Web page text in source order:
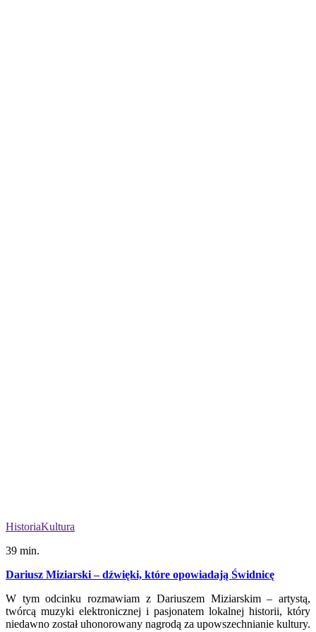
HistoriaKultura
39 min.
Dariusz Miziarski – dźwięki, które opowiadają Świdnicę
W tym odcinku rozmawiam z Dariuszem Miziarskim – artystą,
twórcą muzyki elektronicznej i pasjonatem lokalnej historii, który
niedawno został uhonorowany nagrodą za upowszechnianie kultury.